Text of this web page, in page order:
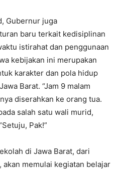
Gubernur juga
baru terkait kedisiplinan
istirahat dan penggunaan
kebijakan ini merupakan
karakter dan pola hidup
Barat. “Jam 9 malam
diserahkan ke orang tua.
salah satu wali murid,
Pak!”
di Jawa Barat, dari
akan memulai kegiatan belajar